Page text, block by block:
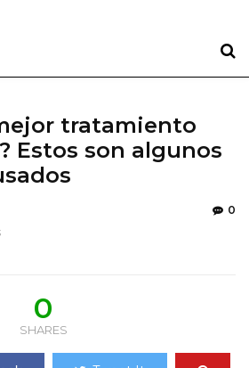
tratamiento
Estos son algunos
0
0
SHARES